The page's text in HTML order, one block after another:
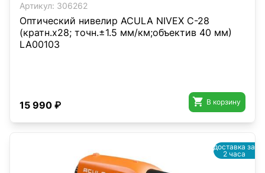
Артикул: 306262
Оптический нивелир ACULA NIVEX C-28
(кратн.х28; точн.±1.5 мм/км;объектив 40 мм)
LA00103
15 990 ₽  В корзину
доставка за
2 часа